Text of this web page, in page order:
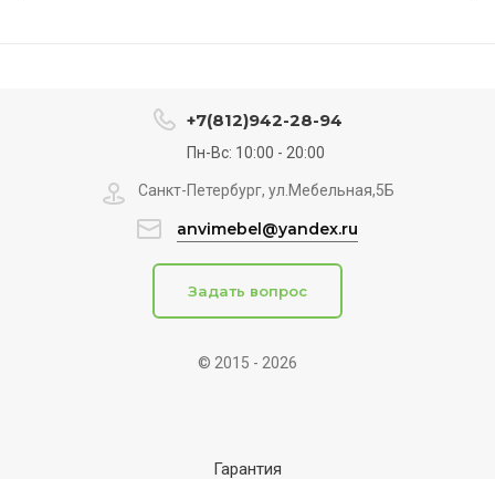
© 2015 - 2026
+7(812)942-28-94
Пн-Вс: 10:00 - 20:00
Санкт-Петербург, ул.Мебельная,5Б
anvimebel@yandex.ru
Задать вопрос
Гарантия